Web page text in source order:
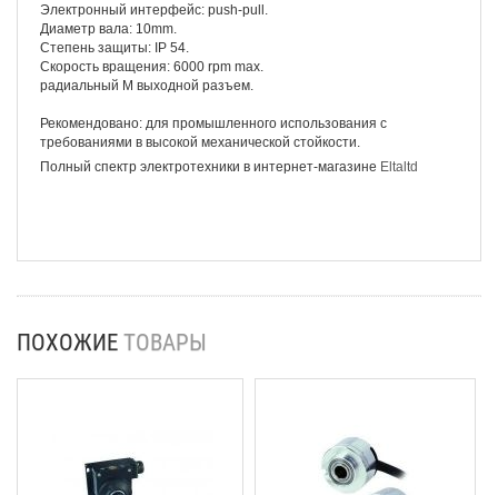
Электронный интерфейс: push-pull.
Диаметр вала: 10mm.
Степень защиты: IP 54.
Скорость вращения: 6000 rpm max.
радиальный M выходной разъем.
Рекомендовано: для промышленного использования с
требованиями в высокой механической стойкости.
Полный спектр электротехники в интернет-магазине Eltaltd
ПОХОЖИЕ ТОВАРЫ